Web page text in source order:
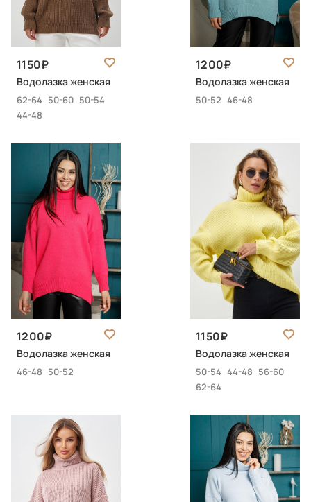
1150
Водолазка женская
62-64 50-60 50-54
44-48
1200
Водолазка женская
50-52 46-48
1200
Водолазка женская
46-48 50-52
1150
Водолазка женская
50-54 44-48 56-60
62-64